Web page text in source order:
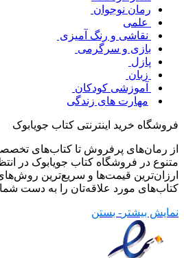
رمان نوجوان
علمی
نقاشی و رنگ آمیزی
بازی و سرگرمی
پازل
زبان
آموزشی کودکان
مهارت های زندگی
فروشگاه خرید اینترنتی کتاب جویابوک
از رمان‌های پرفروش تا کتاب‌های
متنوع در فروشگاه کتاب جویابوک در
ارزان‌ترین قیمت‌ها و سریع‌ترین
کتاب‌های مورد علاقه‌تان را به دست
نمایش بیشتر - بستن